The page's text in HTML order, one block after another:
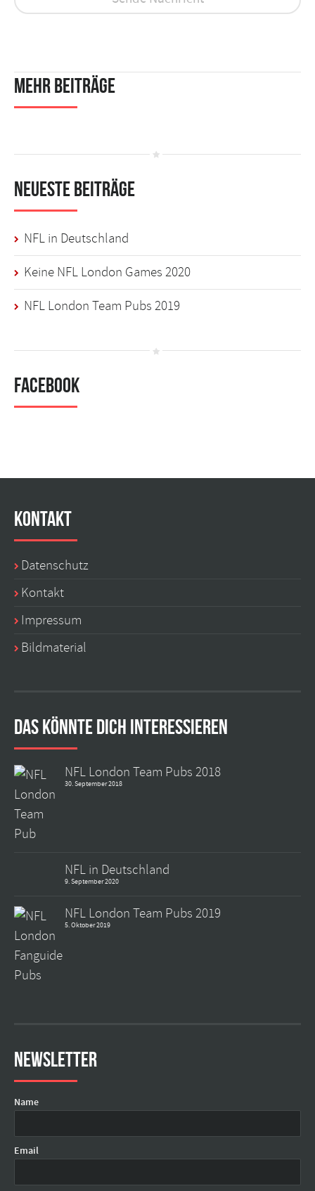
Mehr Beiträge
Neueste Beiträge
NFL in Deutschland
Keine NFL London Games 2020
NFL London Team Pubs 2019
Facebook
Kontakt
Datenschutz
Kontakt
Impressum
Bildmaterial
Das könnte dich interessieren
NFL London Team Pubs 2018
30. September 2018
NFL in Deutschland
9. September 2020
NFL London Team Pubs 2019
5. Oktober 2019
Newsletter
Name
Email